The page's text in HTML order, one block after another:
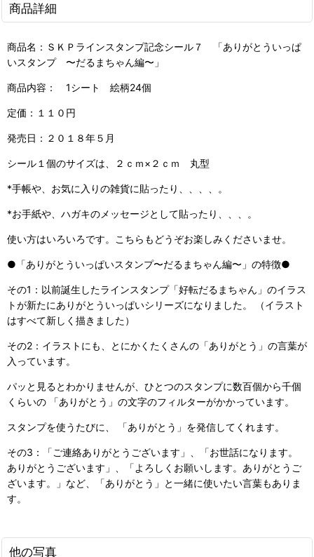
商品詳細
商品名：ＳＫＰラインスタンプ記念シール７ 「ありがとういっぱ
いスタンプ 〜だるまちゃん編〜」
商品内容： 1シート 絵柄24個
定価：１１０円
発売日：２０１８年５月
シール１個のサイズは、２ｃｍ×２ｃｍ 丸型
*手帳や、お気に入りの雑貨に貼ったり、、、、。
*お手紙や、ハガキのメッセージとして貼ったり、、、。
使い方はいろいろです。こちらもどうぞお楽しみくださいませ。
●「ありがとういっぱいスタンプ〜だるまちゃん編〜」の特徴●
その1：以前誕生したラインスタンプ「好転だるまちゃん」のイラス
トが新たにありがとういっぱいシリーズになりました。 （イラスト
はすべて新しく描きました）
その2：イラストにも、とにかくたくさんの「ありがとう」の言葉が
入っています。
パッと見るとわかりませんが、ひとつのスタンプに数百個から千個
くらいの 「ありがとう」の文字のフィルターがかかっています。
スタンプを使うたびに、 「ありがとう」を発信してくれます。
その3：「ご連絡ありがとうございます」、「お世話になります。
ありがとうございます」、「よろしくお願いします。ありがとうご
ざいます。」など、「ありがとう」と一緒に使いたい言葉もありま
す。
他の写真